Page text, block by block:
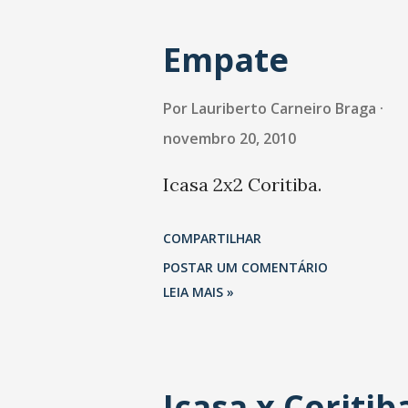
Empate
Por Lauriberto Carneiro Braga
novembro 20, 2010
Icasa 2x2 Coritiba.
COMPARTILHAR
POSTAR UM COMENTÁRIO
LEIA MAIS »